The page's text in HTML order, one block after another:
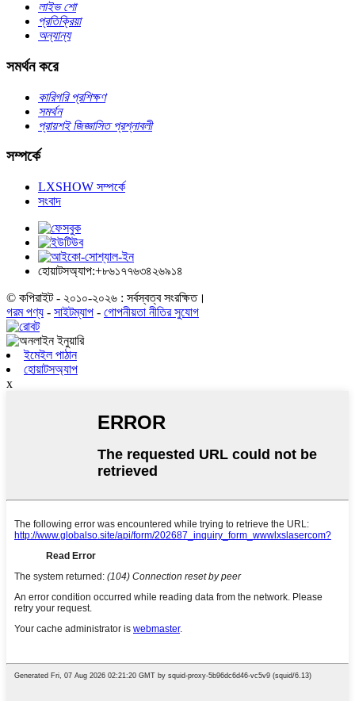
লাইভ শো
প্রতিক্রিয়া
অন্যান্য
সমর্থন করে
কারিগরি প্রশিক্ষণ
সমর্থন
প্রায়শই জিজ্ঞাসিত প্রশ্নাবলী
সম্পর্কে
LXSHOW সম্পর্কে
সংবাদ
হোয়াটসঅ্যাপ:+৮৬১৭৭৬৩৪২৬৯১৪
© কপিরাইট - ২০১০-২০২৬ : সর্বস্বত্ব সংরক্ষিত।
গরম পণ্য - সাইটম্যাপ - গোপনীয়তা নীতির সুযোগ
ইমেইল পাঠান
হোয়াটসঅ্যাপ
x